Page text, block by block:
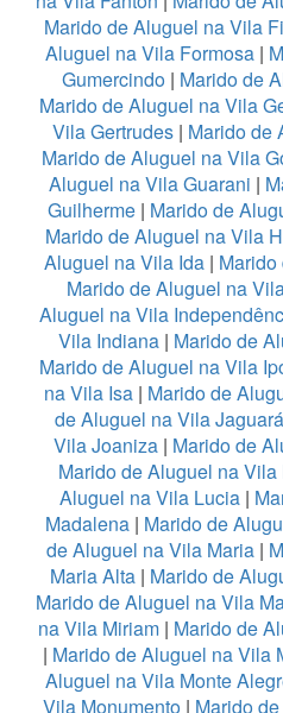
Marido de Aluguel na Vila
Aluguel na Vila Formosa |
Gumercindo | Marido de
Marido de Aluguel na Vila
Vila Gertrudes| Marido de
Marido de Aluguel na Vila
Aluguel na Vila Guarani |
Guilherme| Marido de
Marido de Aluguel na Vila
Aluguel na Vila Ida |
Marido de Aluguel na
Aluguel na Vila
Vila Indiana | Marido de
Marido de Aluguel na Vila
na Vila Isa | Marido de
de Aluguel na Vila Jaguará
Vila Joaniza| Marido de
Marido de Aluguel na
Aluguel na Vila Lucia |
Madalena | Marido de
de Aluguel na Vila Maria|
Maria Alta| Marido de
Marido de Aluguel na Vila
na Vila Miriam | Marido de
| Marido de Aluguel na Vila
Aluguel na Vila Monte
Vila Monumento| Marido